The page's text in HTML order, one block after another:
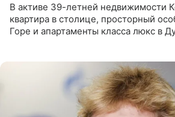
В активе 39-летней недвижимости
квартира в столице, просторный
Горе и апартаменты класса люкс в